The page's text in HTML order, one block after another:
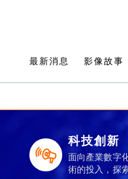
最新消息 影像故事
科技創新
面向產業數字
術的投入，探